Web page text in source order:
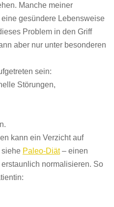
Manche meiner
gesündere Lebensweise
Problem in den Griff
aber nur unter besonderen
sein:
Störungen,
kann ein Verzicht auf
siehe Paleo-Diät– einen
erstaunlich normalisieren. So